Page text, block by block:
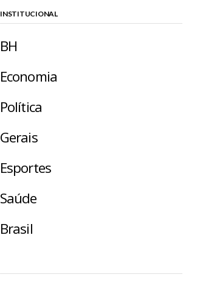
INSTITUCIONAL
BH
Economia
Política
Gerais
Esportes
Saúde
Brasil